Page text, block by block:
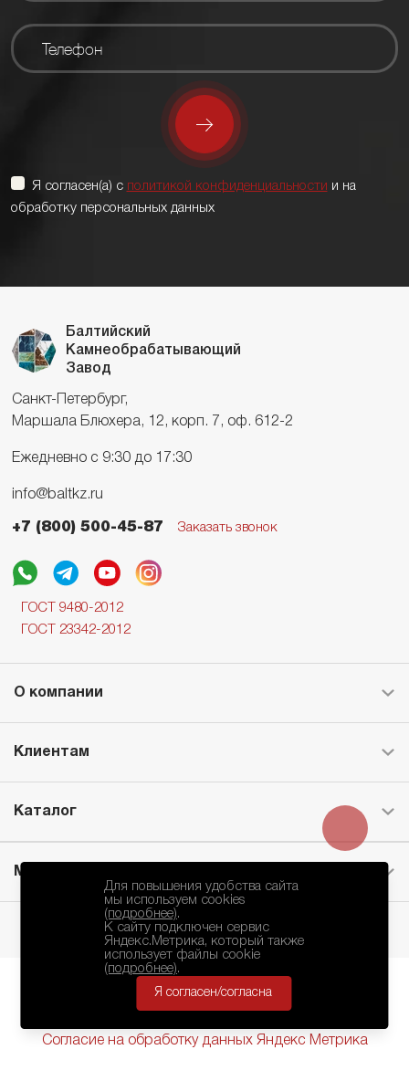
Я согласен(а) с политикой конфиденциальности и на
обработку персональных данных
Балтийский
Камнеобрабатывающий
Завод
Санкт-Петербург,
Маршала Блюхера, 12, корп. 7, оф. 612-2
Ежедневно с 9:30 до 17:30
info@baltkz.ru
+7 (800) 500-45-87 Заказать звонок
ГОСТ 9480-2012
ГОСТ 23342-2012
О компании
Клиентам
Каталог
Месторождение
Согласие на обработку данных Яндекс Метрика
Для повышения удобства сайта
мы используем cookies
(подробнее).
К сайту подключен сервис
Яндекс.Метрика, который также
использует файлы cookie
(подробнее).
Я согласен/согласна